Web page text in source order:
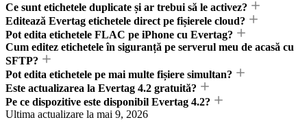
Ce sunt etichetele duplicate și ar trebui să le activez?
Editează Evertag etichetele direct pe fișierele cloud?
Pot edita etichetele FLAC pe iPhone cu Evertag?
Cum editez etichetele în siguranță pe serverul meu de acasă cu
SFTP?
Pot edita etichetele pe mai multe fișiere simultan?
Este actualizarea la Evertag 4.2 gratuită?
Pe ce dispozitive este disponibil Evertag 4.2?
Ultima actualizare la mai 9, 2026